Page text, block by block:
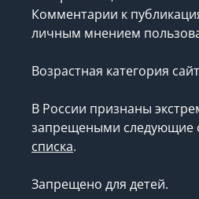
Комментарии к
личным мнением
Возрастная категория
В России признаны
запрещеными следующие
списка.
Запрещено для детей.